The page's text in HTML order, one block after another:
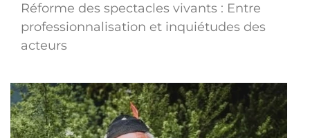
Réforme des spectacles vivants : Entre
professionnalisation et inquiétudes des
acteurs